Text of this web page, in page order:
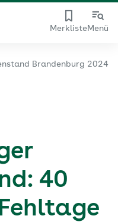
MerklisteMenü
Brandenburg 2024
40